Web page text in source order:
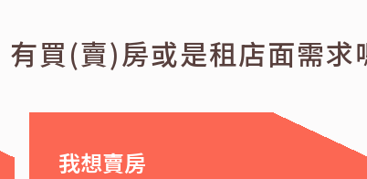
有買(賣)房或是租店面需求
我想賣房